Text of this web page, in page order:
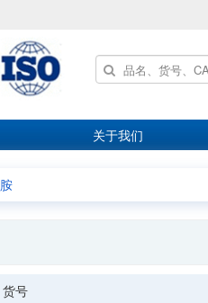
关于我们
胺
货号